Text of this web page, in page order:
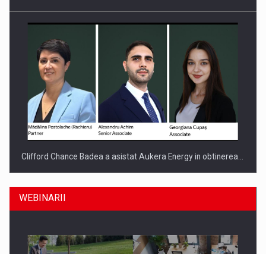
Clifford Chance Badea a asistat Aukera Energy in obtinerea…
WEBINARII